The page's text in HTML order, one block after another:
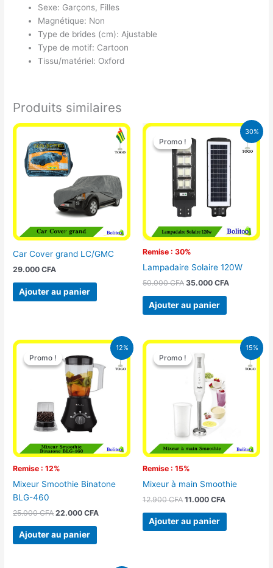
Sexe: Garçons, Filles
Magnétique: Non
Type de brides (cm): Ajustable
Type de motif: Cartoon
Tissu/matériel: Oxford
Produits similaires
Car Cover grand LC/GMC
29.000CFA
Ajouter au panier
30%
Promo !
Remise : 30%
Promo !
Lampadaire Solaire 120W
50.000CFA
Le
prix
initial
était :
50.000 CFA.
35.000 CFA
Le
prix
actuel
est :
35.000
Ajouter au panier
12%
Promo !
Remise : 12%
Promo !
Mixeur Smoothie Binatone
BLG-460
25.000CFA
Le
prix
initial
était :
25.000 CFA.
22.000CFA
Le
prix
actuel
est :
Ajouter au panier
15%
Promo !
Remise : 15%
Promo !
Mixeur à main Smoothie
12.900CFA
Le
prix
initial
était :
12.900 CFA.
11.000 CFA
Le
Ajouter au panier